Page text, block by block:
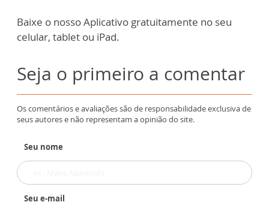
Baixe o nosso Aplicativo gratuitamente no seu
celular, tablet ou iPad.
Seja o primeiro a comentar
Os comentários e avaliações são de responsabilidade exclusiva de
seus autores e não representam a opinião do site.
Seu nome
Seu e-mail